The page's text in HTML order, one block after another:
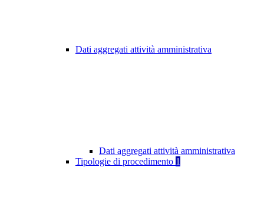
Dati aggregati attività amministrativa
Dati aggregati attività amministrativa
Tipologie di procedimento 1